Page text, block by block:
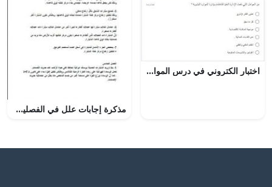
اختبار الكتروني في درس الموارد البشرية والموارد المادية نموذج أول (رياضيات تطبيقية) الثاني عشر
مذكرة إجابات علل في الفصلين الرابع والخامس (فيز 210)